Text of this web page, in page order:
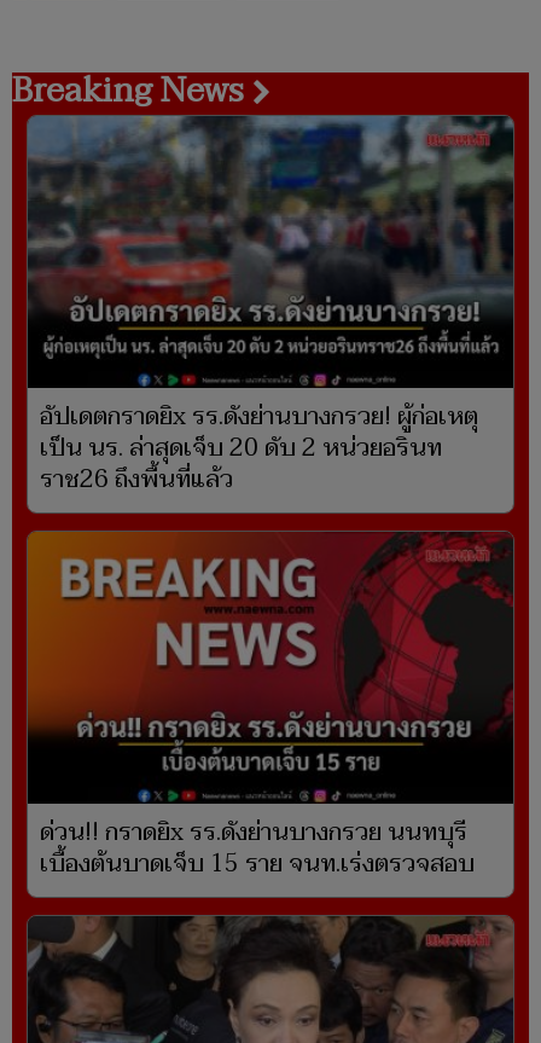
Breaking News
อัปเดตกราดยิx รร.ดังย่านบางกรวย! ผู้ก่อเหตุ
เป็น นร. ล่าสุดเจ็บ 20 ดับ 2 หน่วยอรินท
ราช26 ถึงพื้นที่แล้ว
ด่วน!! กราดยิx รร.ดังย่านบางกรวย นนทบุรี
เบื้องต้นบาดเจ็บ 15 ราย จนท.เร่งตรวจสอบ